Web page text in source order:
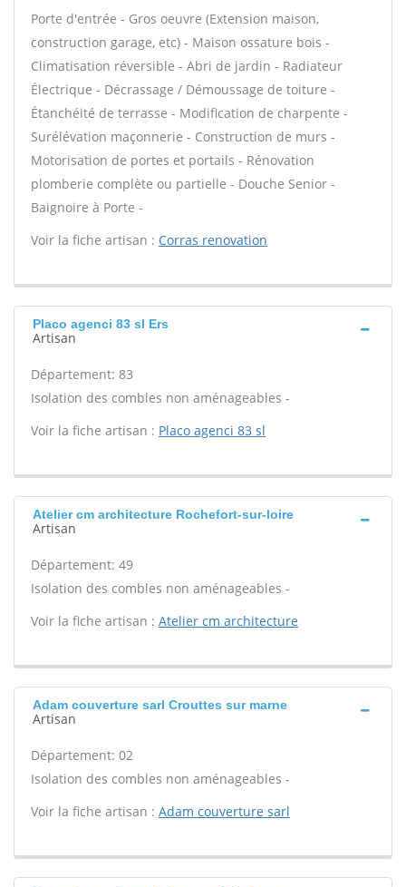
Porte d'entrée - Gros oeuvre (Extension maison,
construction garage, etc) - Maison ossature bois -
Climatisation réversible - Abri de jardin - Radiateur
Électrique - Décrassage / Démoussage de toiture -
Étanchéité de terrasse - Modification de charpente -
Surélévation maçonnerie - Construction de murs -
Motorisation de portes et portails - Rénovation
plomberie complète ou partielle - Douche Senior -
Baignoire à Porte -
Voir la fiche artisan : Corras renovation
Placo agenci 83 sl Ers
Artisan
Département: 83
Isolation des combles non aménageables -
Voir la fiche artisan : Placo agenci 83 sl
Atelier cm architecture Rochefort-sur-loire
Artisan
Département: 49
Isolation des combles non aménageables -
Voir la fiche artisan : Atelier cm architecture
Adam couverture sarl Crouttes sur marne
Artisan
Département: 02
Isolation des combles non aménageables -
Voir la fiche artisan : Adam couverture sarl